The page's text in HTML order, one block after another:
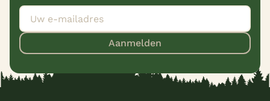
Aanmelden